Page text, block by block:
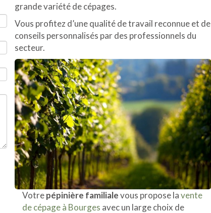
grande variété de cépages.
Vous profitez d’une qualité de travail reconnue et de
conseils personnalisés par des professionnels du
secteur.
Votrepépinière familialevous propose lavente
de cépage à Bourges avec un large choix de